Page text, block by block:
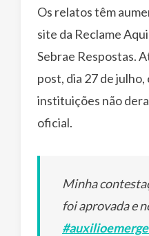
Os relatos têm
site da Reclame
Sebrae Respostas.
post, dia 27 de
instituições não
oficial.
Minha
foi aprovada e